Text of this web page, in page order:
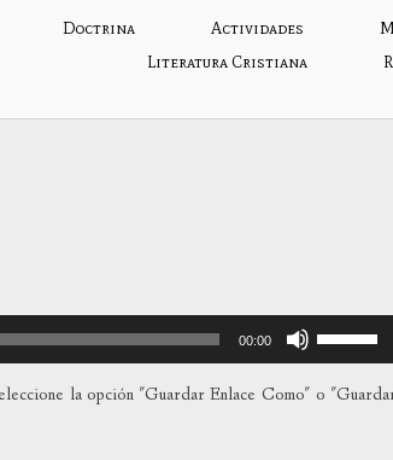
Doctrina Actividades
Literatura Cristiana
00:00
las
teclas
la opción "Guardar Enlace Como" o